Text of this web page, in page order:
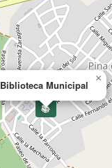
📚
Biblioteca Municipal
×